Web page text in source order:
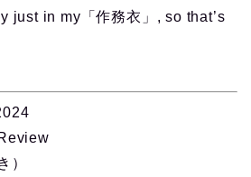
just in my「作務衣」, so that’s
）